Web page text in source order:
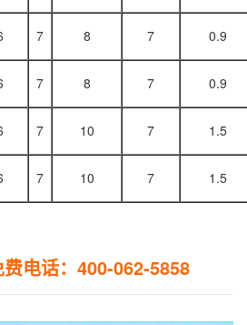
7 8 7 0.9
7 8 7 0.9
7 10 7
1.5
7 10 7 1.5
话：400-062-5858